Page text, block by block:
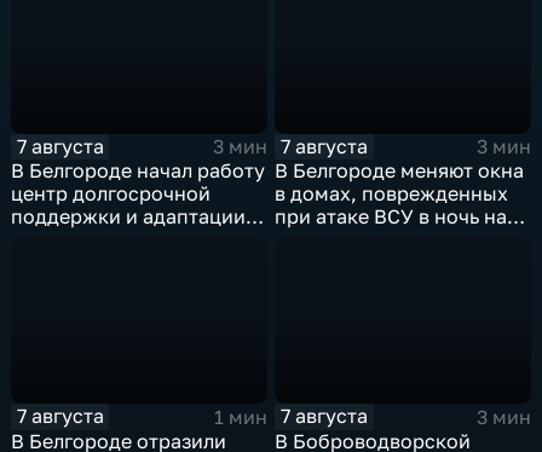
7 августа
3 мин
В Белгороде начал работу
центр долгосрочной
поддержки и адаптации
7 августа
3 мин
В Белгороде меняют окна
в домах, поврежденных
при атаке ВСУ в ночь на
7 августа
1 мин
В Белгороде отразили
7 августа
3 мин
В Боброводворской